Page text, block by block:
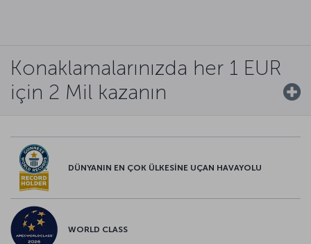
Konaklamalarınızda her 1 EUR
için 2 Mil kazanın
DÜNYANIN EN ÇOK ÜLKESİNE UÇAN HAVAYOLU
WORLD CLASS